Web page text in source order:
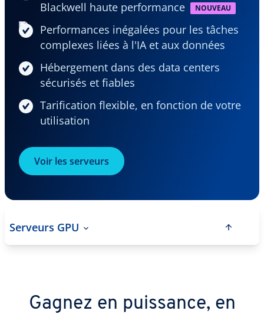
Blackwell haute performance
NOUVEAU
Performances inégalées pour les tâches
complexes liées à l'IA et aux données
Hébergement dans des data centers
sécurisés et fiables
Tarification flexible, en fonction de votre
utilisation
Voir les serveurs
Serveurs GPU
Gagnez en puissance, en